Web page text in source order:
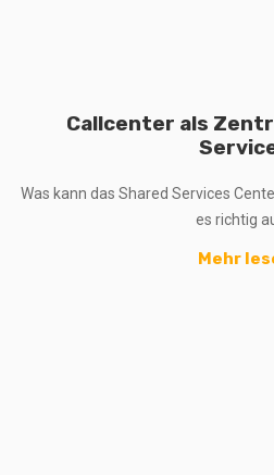
Callcenter als
Was kann das Shared Services
es richtig
Mehr